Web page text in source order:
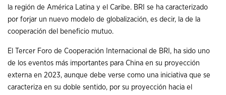
la región de América Latina y el Caribe. BRI se ha caracterizado
por forjar un nuevo modelo de globalización, es decir, la de la
cooperación del beneficio mutuo.
El Tercer Foro de Cooperación Internacional de BRI, ha sido uno
de los eventos más importantes para China en su proyección
externa en 2023, aunque debe verse como una iniciativa que se
caracteriza en su doble sentido, por su proyección hacia el